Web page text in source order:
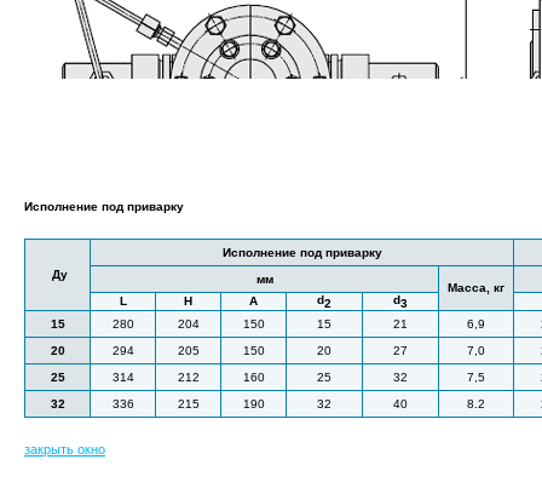
Исполнение под приварку
Ду
Исполнение под приварку
мм
Масса, кг
L
H А d2 d3
15
280 204 150 15 21 6,9
20
294 205 150 20 27 7,0
25
314 212 160 25 32 7,5
32
336 215 190 32 40 8.2
закрыть окно